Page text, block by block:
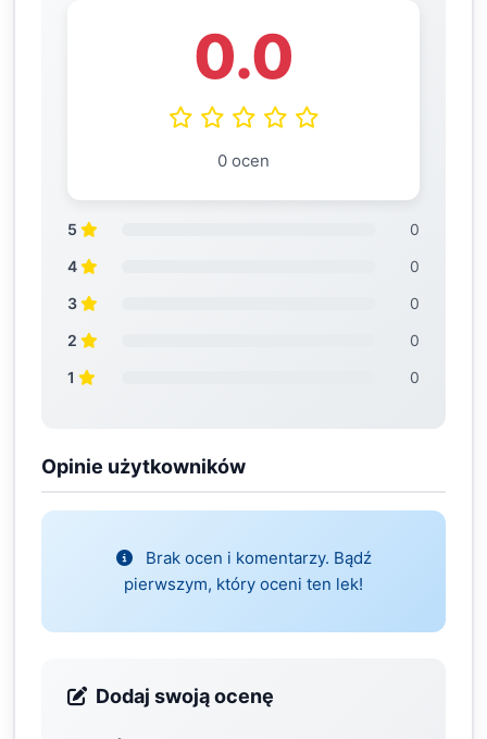
0.0
0 ocen
5
0
4
0
3
0
2
0
1
0
Opinie użytkowników
Brak ocen i komentarzy. Bądź
pierwszym, który oceni ten lek!
Dodaj swoją ocenę